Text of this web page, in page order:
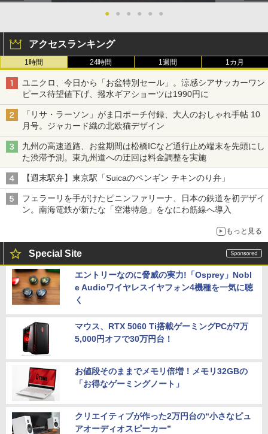
● ● ● ● ● ●
アクセスランキング
1時間 24時間 1週間 1カ月
ユニクロ、今日から「お盆特別セール」。涼感シアサッカーワン
ピース待望値下げ、撥水ギアショーツは1990円に
「リサ・ラーソン」がま口ポーチ付録、大人のおしゃれ手帖 10
月号。ジャカード織の北欧猫デザイン
九州の高速道路、お盆期間は松橋ICなど通行止め端末を先頭にし
た渋滞予測。東九州道への迂回は料金調整を実施
【週末駅弁】東京駅「Suicaのペンギン チキンのり弁」
フェラーリを手がけたピニンファリーナ、日本の鉄道を初デザイ
ン。南海電鉄が新たな「空港特急」をなにわ筋線へ導入
もっと見る
Special Site
エントリーなのに脅威の実力!「Osprey」Nobl
e Audioワイヤレスイヤフォン4機種を一気に聴
く
マウス、RTX 5060 Ti搭載ゲーミングPCが7万
5,000円オフで30万円台！
お値段そのままでメモリ倍増！メモリ32GBの
「お得なゲーミングノート」
クリエイティブが作った2万円台の“小さなピュ
アオーディオスピーカー”